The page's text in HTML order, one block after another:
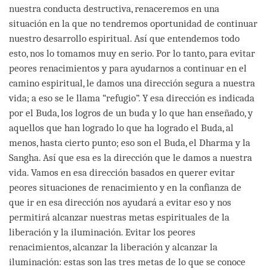
nuestra conducta destructiva, renaceremos en una
situación en la que no tendremos oportunidad de continuar
nuestro desarrollo espiritual. Así que entendemos todo
esto, nos lo tomamos muy en serio. Por lo tanto, para evitar
peores renacimientos y para ayudarnos a continuar en el
camino espiritual, le damos una dirección segura a nuestra
vida; a eso se le llama “refugio”. Y esa dirección es indicada
por el Buda, los logros de un buda y lo que han enseñado, y
aquellos que han logrado lo que ha logrado el Buda, al
menos, hasta cierto punto; eso son el Buda, el Dharma y la
Sangha. Así que esa es la dirección que le damos a nuestra
vida. Vamos en esa dirección basados en querer evitar
peores situaciones de renacimiento y en la confianza de
que ir en esa dirección nos ayudará a evitar eso y nos
permitirá alcanzar nuestras metas espirituales de la
liberación y la iluminación. Evitar los peores
renacimientos, alcanzar la liberación y alcanzar la
iluminación: estas son las tres metas de lo que se conoce